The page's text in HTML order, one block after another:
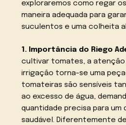
exploraremos como regar
maneira adequada para
suculentos e uma colheita
1. Importância do Riego
cultivar tomates, a atenção
irrigação torna-se uma
tomateiras são sensíveis
ao excesso de água,
quantidade precisa para um
saudável. Diferentemente